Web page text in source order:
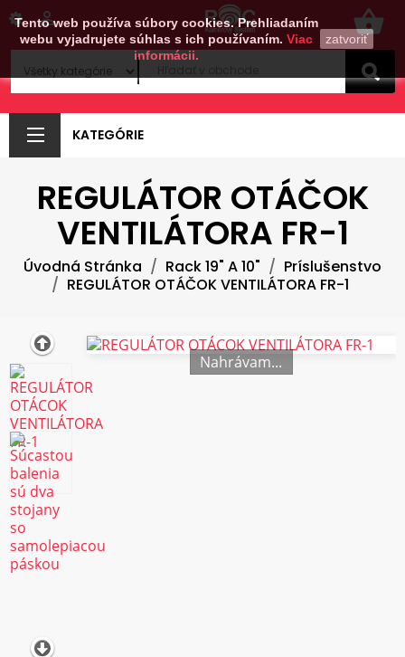
Tento web používa súbory cookies. Prehliadaním
webu vyjadrujete súhlas s ich používaním. Viac
informácii.
zatvoriť
shopping_basket

KATEGÓRIE
REGULÁTOR OTÁČOK
VENTILÁTORA FR-1
Úvodná Stránka Rack 19" A 10"
Príslušenstvo
REGULÁTOR OTÁČOK VENTILÁTORA FR-1
Nahrávam...